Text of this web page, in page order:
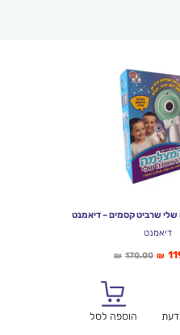
שרביט קסמים – דיאמנט
דיאמנט
₪ 170.00 ₪
דעת
הוספה לסל